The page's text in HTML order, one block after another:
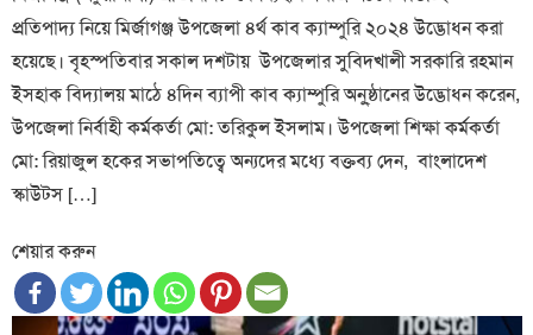
প্রতিপাদ্য নিয়ে মির্জাগঞ্জ উপজেলা ৪র্থ কাব ক্যাম্পুরি ২০২৪ উদ্ভোধন করা
হয়েছে। বৃহস্পতিবার সকাল দশটায় উপজেলার সুবিদখালী সরকারি রহমান
ইসহাক বিদ্যালয় মাঠে ৪দিন ব্যাপী কাব ক্যাম্পুরি অনু্ষ্ঠানের উদ্ভোধন করেন,
উপজেলা নির্বাহী কর্মকর্তা মো: তরিকুল ইসলাম। উপজেলা শিক্ষা কর্মকর্তা
মো: রিয়াজুল হকের সভাপতিত্বে অন্যদের মধ্যে বক্তব্য দেন, বাংলাদেশ
স্কাউটস […]
শেয়ার করুন